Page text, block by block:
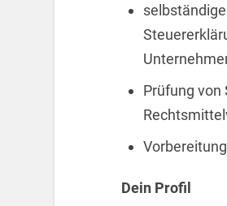
Prüfung von
Dein Profil